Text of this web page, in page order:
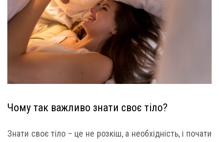
Чому так важливо знати своє тіло?
Знати своє тіло – це не розкіш, а необхідність, і почати